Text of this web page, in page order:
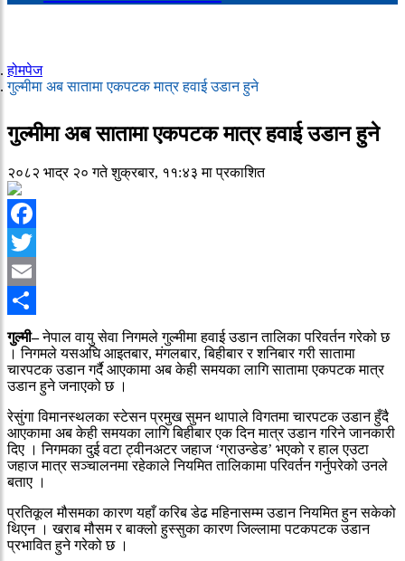
होमपेज
गुल्मीमा अब सातामा एकपटक मात्र हवाई उडान हुने
गुल्मीमा अब सातामा एकपटक मात्र हवाई उडान हुने
२०८२ भाद्र २० गते शुक्रबार, ११:४३ मा प्रकाशित
Facebook
Twitter
Email
Share
गुल्मी–नेपाल वायु सेवा निगमले गुल्मीमा हवाई उडान तालिका परिवर्तन गरेको छ
। निगमले यसअघि आइतबार, मंगलबार, बिहीबार र शनिबार गरी सातामा
चारपटक उडान गर्दै आएकामा अब केही समयका लागि सातामा एकपटक मात्र
उडान हुने जनाएको छ ।
रेसुंगा विमानस्थलका स्टेसन प्रमुख सुमन थापाले विगतमा चारपटक उडान हुँदै
आएकामा अब केही समयका लागि बिहीबार एक दिन मात्र उडान गरिने जानकारी
दिए । निगमका दुई वटा ट्वीनअटर जहाज ‘ग्राउन्डेड’ भएको र हाल एउटा
जहाज मात्र सञ्चालनमा रहेकाले नियमित तालिकामा परिवर्तन गर्नुपरेको उनले
बताए ।
प्रतिकूल मौसमका कारण यहाँ करिब डेढ महिनासम्म उडान नियमित हुन सकेको
थिएन । खराब मौसम र बाक्लो हुस्सुका कारण जिल्लामा पटकपटक उडान
प्रभावित हुने गरेको छ ।